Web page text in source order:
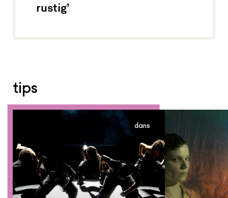
rustig’
tips
dans